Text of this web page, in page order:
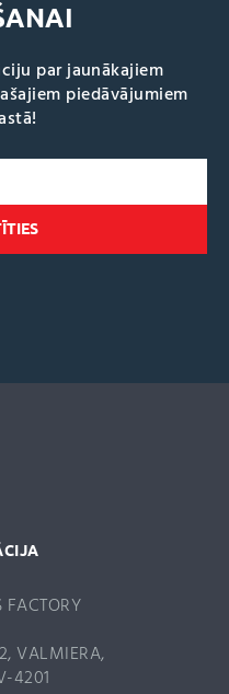
par jaunākajiem
piedāvājumiem
t
FACTORY
VALMIERA,
4201